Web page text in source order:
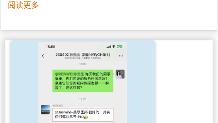
阅读更多